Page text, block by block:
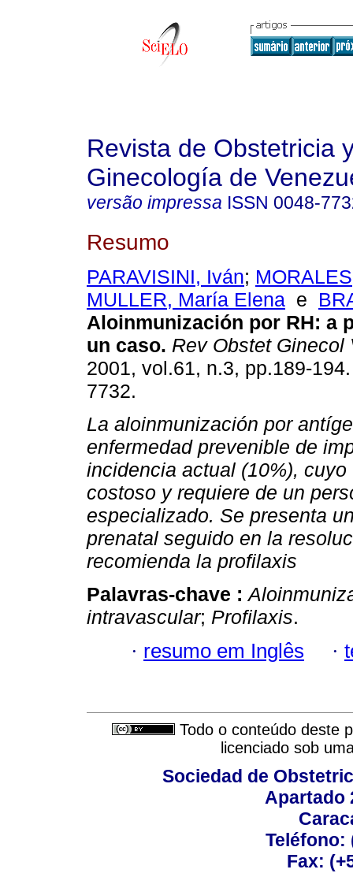
Revista de Obstetricia
Ginecología de
versão impressa ISSN 0048-
Resumo
PARAVISINI, Iván;
MULLER, María Elena e
Aloinmunización por RH: a
un caso. Rev Obstet Ginecol
2001, vol.61, n.3, pp.189-
7732.
La aloinmunización por
enfermedad prevenible de
incidencia actual (10%),
costoso y requiere de un
especializado. Se presenta
prenatal seguido en la
recomienda la profilaxis
Palavras-chave :
intravascular; Profilaxis.
· resumo em Inglês ·
Todo o conteúdo deste
licenciado sob
Sociedad de
Apartado
Teléfono:
Fax: